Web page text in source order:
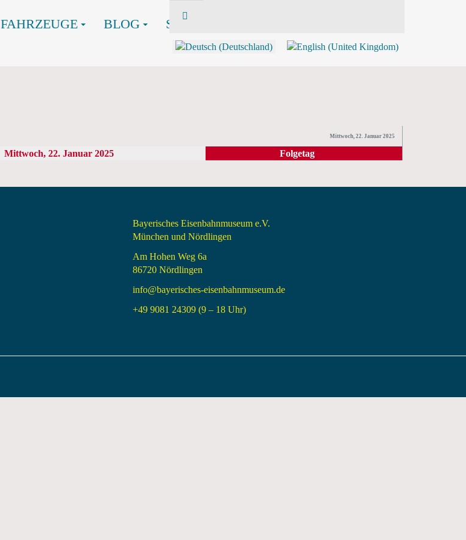
FAHRZEUGE BLOG SHOP
Mittwoch, 22. Januar 2025
Mittwoch, 22. Januar 2025 Folgetag
Bayerisches Eisenbahnmuseum e.V.
München und Nördlingen
Am Hohen Weg 6a
86720 Nördlingen
info@bayerisches-eisenbahnmuseum.de
+49 9081 24309 (9 – 18 Uhr)